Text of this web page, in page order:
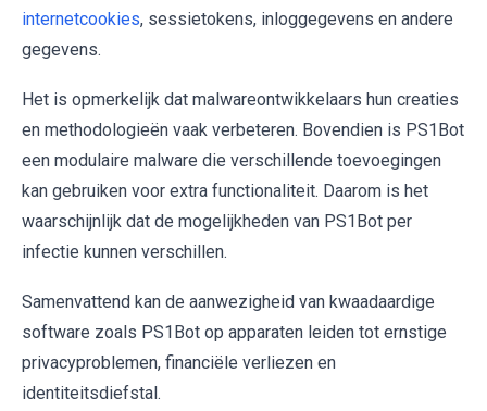
internetcookies, sessietokens, inloggegevens en andere
gegevens.
Het is opmerkelijk dat malwareontwikkelaars hun creaties
en methodologieën vaak verbeteren. Bovendien is PS1Bot
een modulaire malware die verschillende toevoegingen
kan gebruiken voor extra functionaliteit. Daarom is het
waarschijnlijk dat de mogelijkheden van PS1Bot per
infectie kunnen verschillen.
Samenvattend kan de aanwezigheid van kwaadaardige
software zoals PS1Bot op apparaten leiden tot ernstige
privacyproblemen, financiële verliezen en
identiteitsdiefstal.